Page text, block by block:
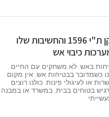
תקן ת"י 1596 והחשיבות שלו
כיבוי אש
באש: לא משחקים עם החיים
כשמדובר בבטיחות אש, אין מקום
או לעיגולי פינות. כולנו רוצים
בטוחים בבית, במשרד או במבנה